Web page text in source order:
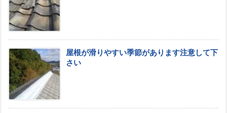
屋根が滑りやすい季節があります注意して下
さい